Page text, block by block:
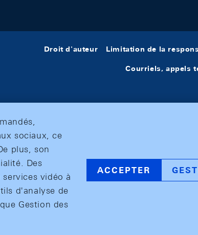
Droit d'auteur Limitation de la
Courriels, appels
sociaux, ce
plus, son
Des
vidéo à
d'analyse de
Gestion des
ACCEPTER